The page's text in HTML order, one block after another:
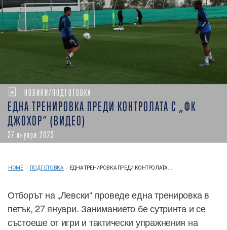
НОВИНИ/ПОДГОТОВКА
ЕДНА ТРЕНИРОВКА ПРЕДИ КОНТРОЛАТА С „ФК
ДЖОХОР“ (ВИДЕО)
27 януари 2023
HOME / ПОДГОТОВКА / ЕДНА ТРЕНИРОВКА ПРЕДИ КОНТРОЛАТА...
Отборът на „Левски“ проведе една тренировка в
петък, 27 януари. Заниманието бе сутринта и се
състоеше от игри и тактически упражнения на